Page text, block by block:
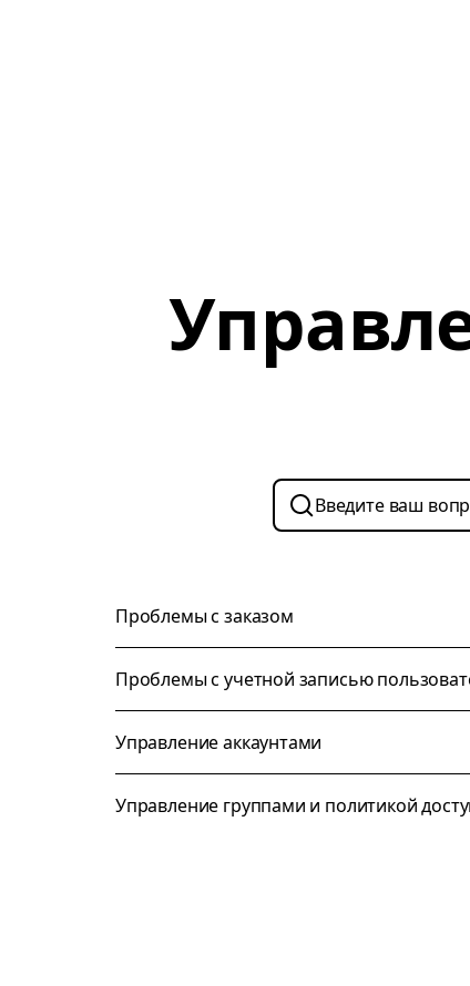
Проблемы с заказом
Проблемы с учетной записью
Управление аккаунтами
Управление группами и политикой